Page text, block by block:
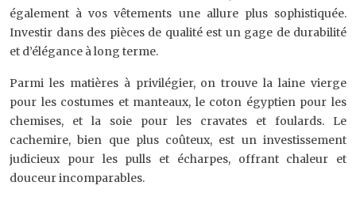
également à vos vêtements une allure plus sophistiquée.
Investir dans des pièces de qualité est un gage de durabilité
et d’élégance à long terme.
Parmi les matières à privilégier, on trouve la laine vierge
pour les costumes et manteaux, le coton égyptien pour les
chemises, et la soie pour les cravates et foulards. Le
cachemire, bien que plus coûteux, est un investissement
judicieux pour les pulls et écharpes, offrant chaleur et
douceur incomparables.